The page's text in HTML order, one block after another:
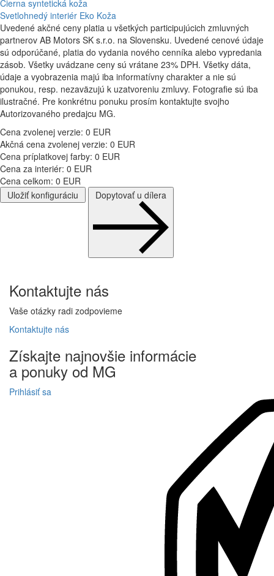
Čierna syntetická koža
Svetlohnedý interiér Eko Koža
Uvedené akčné ceny platia u všetkých participujúcich zmluvných
partnerov AB Motors SK s.r.o. na Slovensku. Uvedené cenové údaje
sú odporúčané, platia do vydania nového cenníka alebo vypredania
zásob. Všetky uvádzane ceny sú vrátane 23% DPH. Všetky dáta,
údaje a vyobrazenia majú iba informatívny charakter a nie sú
ponukou, resp. nezaväzujú k uzatvoreniu zmluvy. Fotografie sú iba
ilustračné. Pre konkrétnu ponuku prosím kontaktujte svojho
Autorizovaného predajcu MG.
Cena zvolenej verzie: 0 EUR
Akčná cena zvolenej verzie: 0 EUR
Cena príplatkovej farby: 0 EUR
Cena za interiér: 0 EUR
Cena celkom: 0 EUR
Uložiť konfiguráciu
Dopytovať u dílera
Kontaktujte nás
Vaše otázky radi zodpovieme
Kontaktujte nás
Získajte najnovšie informácie
a ponuky od MG
Prihlásiť sa